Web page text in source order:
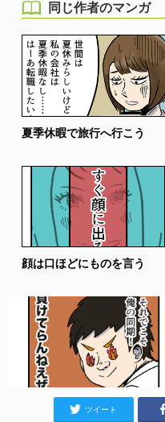
同じ作者のマンガ
夏季休暇で旅行へ行こう
顔は口ほどにものを言う
ツイート